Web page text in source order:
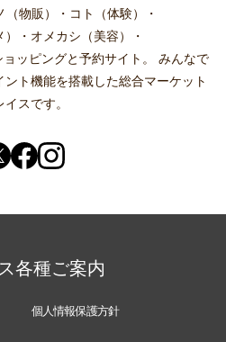
（物販） ・ コト（体験）
・
・ オメカシ（美容）
・
ョッピングと予約サイト。
みんなで
ント機能を搭載した総合マーケット
イスです。
各種ご案内
個人情報保護方針